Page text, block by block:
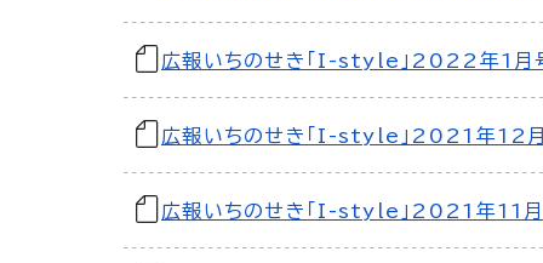
広報いちのせき「I-style」2022年1月
広報いちのせき「I-style」2021年12
広報いちのせき「I-style」2021年11